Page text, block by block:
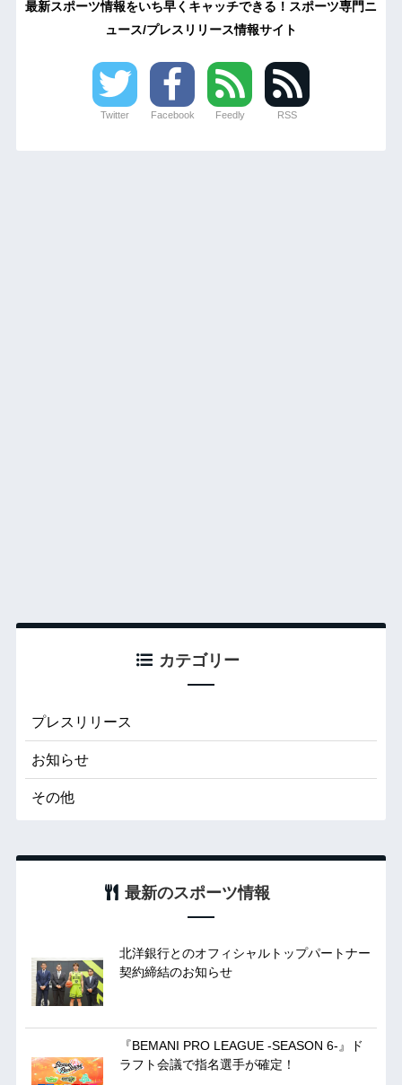
最新スポーツ情報をいち早くキャッチできる！スポーツ専門ニ
ュース/プレスリリース情報サイト
Twitter Facebook Feedly RSS
カテゴリー
プレスリリース
お知らせ
その他
最新のスポーツ情報
北洋銀行とのオフィシャルトップパートナー
契約締結のお知らせ
『BEMANI PRO LEAGUE -SEASON 6-』ド
ラフト会議で指名選手が確定！